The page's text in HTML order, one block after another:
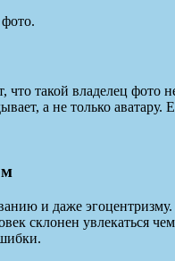
что такой владелец
а не только
и даже
склонен увлекаться